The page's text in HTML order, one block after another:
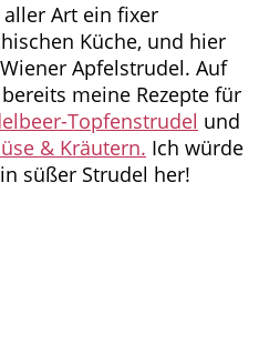
Art ein fixer
Küche, und hier
Apfelstrudel. Auf
meine Rezepte für
Topfenstrudel und
& Kräutern. Ich würde
süßer Strudel her!